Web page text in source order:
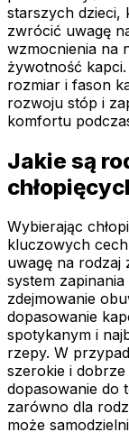
starszych dzieci,
zwrócić uwagę
wzmocnienia na
żywotność
rozmiar i fason
rozwoju stóp i
komfortu
Jakie są
Wybierając
kluczowych
uwagę na rodzaj
system zapinania
zdejmowanie
dopasowanie
spotykanym i
rzepy. W
szerokie i
dopasowanie do
zarówno dla
może